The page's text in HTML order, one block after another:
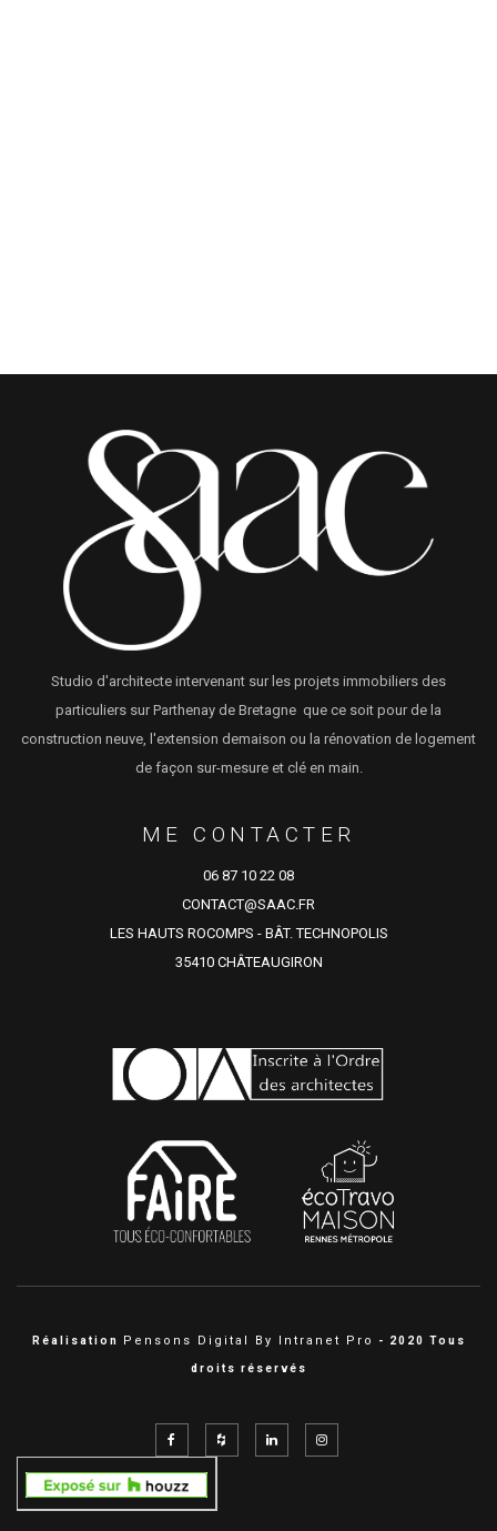
Studio d'architecte intervenant sur les projets immobiliers des
particuliers sur Parthenay de Bretagne que ce soit pour de la
construction neuve, l'extension demaison ou la rénovation de logement
de façon sur-mesure et clé en main.
ME CONTACTER
06 87 10 22 08
CONTACT@SAAC.FR
LES HAUTS ROCOMPS - BÂT. TECHNOPOLIS
35410 CHÂTEAUGIRON
Réalisation Pensons Digital By Intranet Pro - 2020 Tous
droits réservés